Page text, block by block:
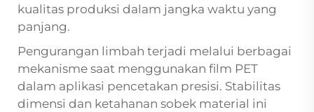
kualitas produksi dalam jangka waktu yang
panjang.
Pengurangan limbah terjadi melalui berbagai
mekanisme saat menggunakan film PET
dalam aplikasi pencetakan presisi. Stabilitas
dimensi dan ketahanan sobek material ini